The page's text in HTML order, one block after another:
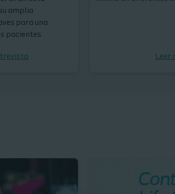
amplia
para una
pacientes.
Leer